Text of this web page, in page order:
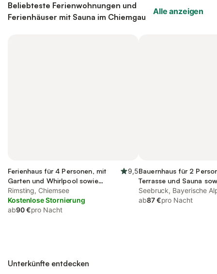
Beliebteste Ferienwohnungen und
Ferienhäuser mit Sauna im Chiemgau
Alle anzeigen
Ferienhaus für 4 Personen, mit
Garten und Whirlpool sowie
Sauna und Terrasse
9,5
Rimsting, Chiemsee
Kostenlose Stornierung
ab90 €pro Nacht
Bauernhaus für 2
Terrasse und Sauna
und Seeblick
Seebruck, Bayerische
ab87 €pro Nacht
Unterkünfte entdecken